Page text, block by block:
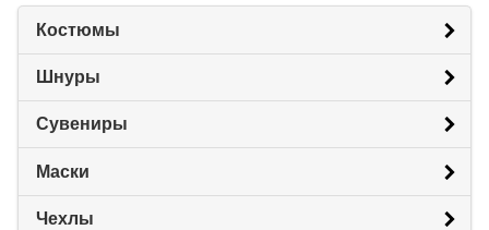
Костюмы
Шнуры
Сувениры
Маски
Чехлы